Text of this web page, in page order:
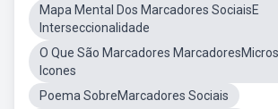
Mapa Mental Dos Marcadores SociaisE
Interseccionalidade
O Que São Marcadores
Icones
Poema SobreMarcadores Sociais